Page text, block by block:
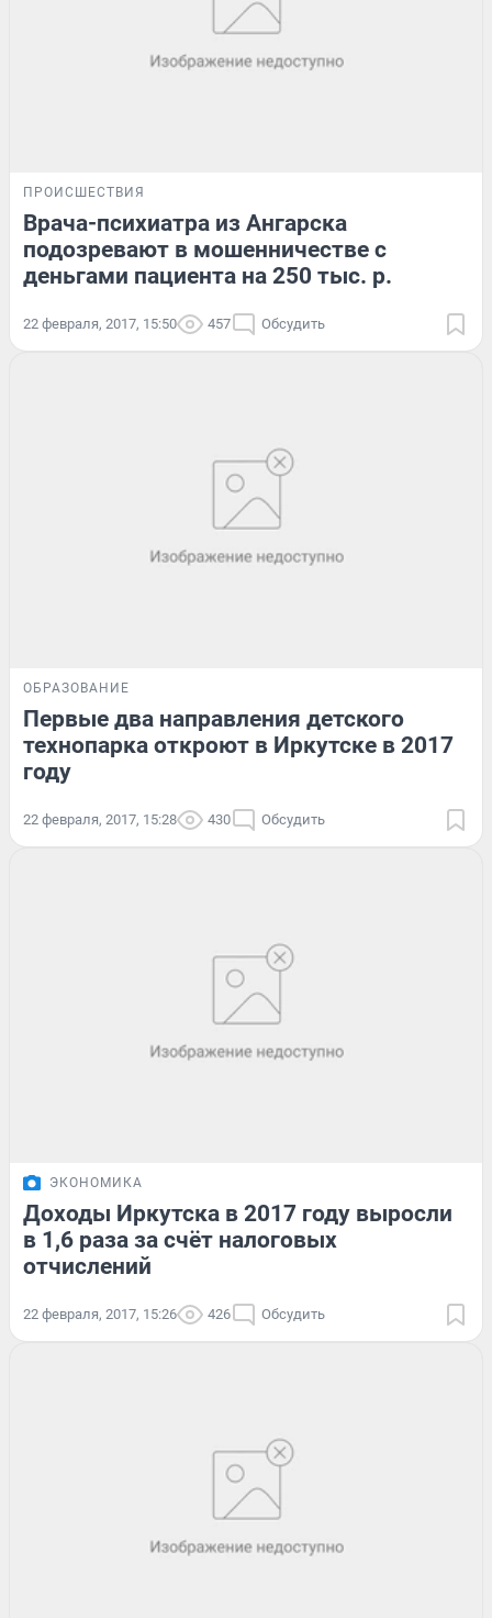
ПРОИСШЕСТВИЯ
Врача-психиатра из Ангарска
подозревают в мошенничестве с
деньгами пациента на 250 тыс. р.
22 февраля, 2017, 15:50 457 Обсудить
ОБРАЗОВАНИЕ
Первые два направления детского
технопарка откроют в Иркутске в 2017
году
22 февраля, 2017, 15:28 430 Обсудить
ЭКОНОМИКА
Доходы Иркутска в 2017 году выросли
в 1,6 раза за счёт налоговых
отчислений
22 февраля, 2017, 15:26 426 Обсудить